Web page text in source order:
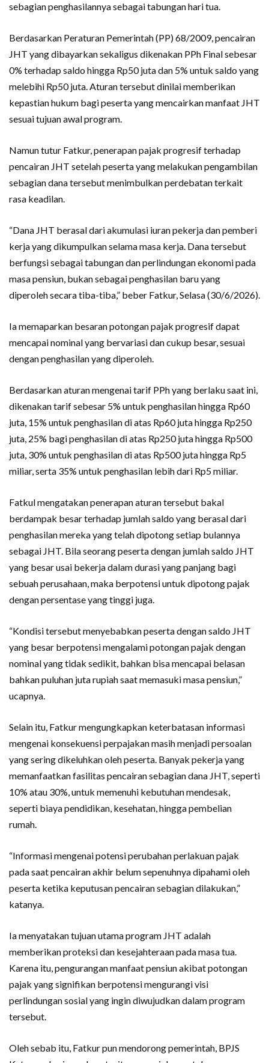
sebagian penghasilannya sebagai tabungan hari tua.
Berdasarkan Peraturan Pemerintah (PP) 68/2009, pencairan
JHT yang dibayarkan sekaligus dikenakan PPh Final sebesar
0% terhadap saldo hingga Rp50 juta dan 5% untuk saldo yang
melebihi Rp50 juta. Aturan tersebut dinilai memberikan
kepastian hukum bagi peserta yang mencairkan manfaat JHT
sesuai tujuan awal program.
Namun tutur Fatkur, penerapan pajak progresif terhadap
pencairan JHT setelah peserta yang melakukan pengambilan
sebagian dana tersebut menimbulkan perdebatan terkait
rasa keadilan.
“Dana JHT berasal dari akumulasi iuran pekerja dan pemberi
kerja yang dikumpulkan selama masa kerja. Dana tersebut
berfungsi sebagai tabungan dan perlindungan ekonomi pada
masa pensiun, bukan sebagai penghasilan baru yang
diperoleh secara tiba-tiba,” beber Fatkur, Selasa (30/6/2026).
Ia memaparkan besaran potongan pajak progresif dapat
mencapai nominal yang bervariasi dan cukup besar, sesuai
dengan penghasilan yang diperoleh.
Berdasarkan aturan mengenai tarif PPh yang berlaku saat ini,
dikenakan tarif sebesar 5% untuk penghasilan hingga Rp60
juta, 15% untuk penghasilan di atas Rp60 juta hingga Rp250
juta, 25% bagi penghasilan di atas Rp250 juta hingga Rp500
juta, 30% untuk penghasilan di atas Rp500 juta hingga Rp5
miliar, serta 35% untuk penghasilan lebih dari Rp5 miliar.
Fatkul mengatakan penerapan aturan tersebut bakal
berdampak besar terhadap jumlah saldo yang berasal dari
penghasilan mereka yang telah dipotong setiap bulannya
sebagai JHT. Bila seorang peserta dengan jumlah saldo JHT
yang besar usai bekerja dalam durasi yang panjang bagi
sebuah perusahaan, maka berpotensi untuk dipotong pajak
dengan persentase yang tinggi juga.
“Kondisi tersebut menyebabkan peserta dengan saldo JHT
yang besar berpotensi mengalami potongan pajak dengan
nominal yang tidak sedikit, bahkan bisa mencapai belasan
bahkan puluhan juta rupiah saat memasuki masa pensiun,”
ucapnya.
Selain itu, Fatkur mengungkapkan keterbatasan informasi
mengenai konsekuensi perpajakan masih menjadi persoalan
yang sering dikeluhkan oleh peserta. Banyak pekerja yang
memanfaatkan fasilitas pencairan sebagian dana JHT, seperti
10% atau 30%, untuk memenuhi kebutuhan mendesak,
seperti biaya pendidikan, kesehatan, hingga pembelian
rumah.
“Informasi mengenai potensi perubahan perlakuan pajak
pada saat pencairan akhir belum sepenuhnya dipahami oleh
peserta ketika keputusan pencairan sebagian dilakukan,”
katanya.
Ia menyatakan tujuan utama program JHT adalah
memberikan proteksi dan kesejahteraan pada masa tua.
Karena itu, pengurangan manfaat pensiun akibat potongan
pajak yang signifikan berpotensi mengurangi visi
perlindungan sosial yang ingin diwujudkan dalam program
tersebut.
Oleh sebab itu, Fatkur pun mendorong pemerintah, BPJS